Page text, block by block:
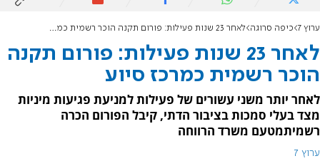
ערוץ 7 כיפה סרוגה לאחר 23 שנות פעילות: פורום תקנה הוכר רשמית כמרכז סיוע
לאחר 23 שנות פעילות: פורום תקנה
הוכר רשמית כמרכז סיוע
לאחר יותר משני עשורים של פעילות למניעת פגיעות מיניות
מצד בעלי סמכות בציבור הדתי, קיבל הפורום הכרה
רשמיתמטעם משרד הרווחה
ערוץ 7